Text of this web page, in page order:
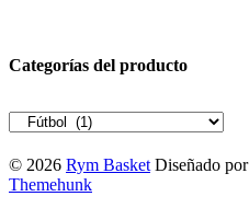
Categorías del producto
© 2026 Rym Basket Diseñado por
Themehunk